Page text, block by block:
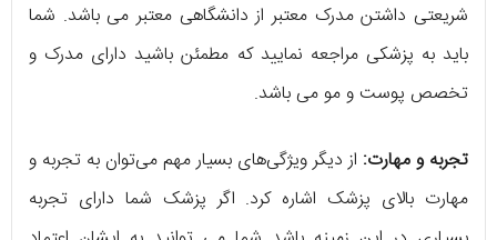
شریعتی داشتن مدرک معتبر از دانشگاهی معتبر می باشد. شما
باید به پزشکی مراجعه نمایید که مطمئن باشید دارای مدرک و
تخصص پوست و مو می باشد.
تجربه و مهارت: از دیگر ویژگی‌های بسیار مهم می‌توان به تجربه و
مهارت بالای پزشک اشاره کرد. اگر پزشک شما دارای تجربه